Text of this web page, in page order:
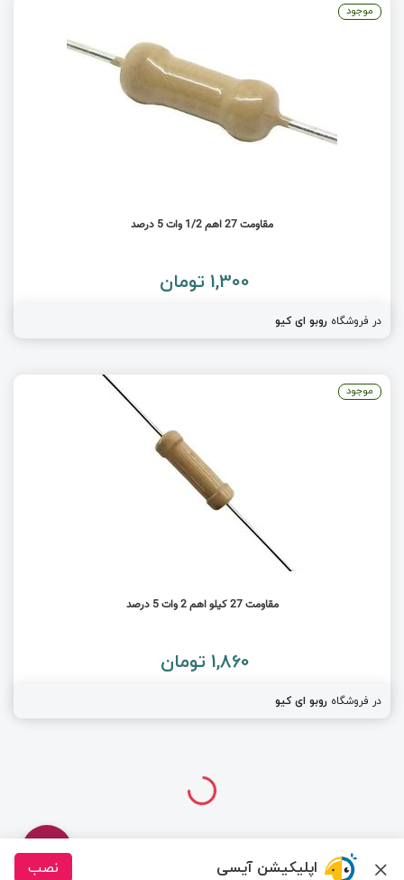
مقاومت 27 اهم 1/2 وات 5 درصد
1,300 تومان
در فروشگاه روبو ای کیو
موجود
مقاومت 27 کیلو اهم 2 وات 5 درصد
1,860 تومان
در فروشگاه روبو ای کیو
موجود
درباره ما تماس با ما قوانین و مقررات اپلیکیشن آیسی نصب